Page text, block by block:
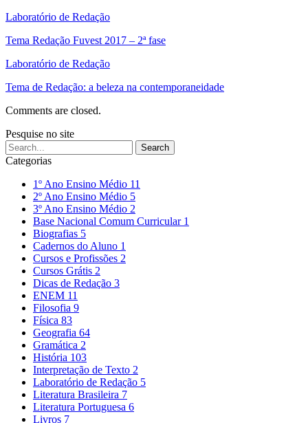
Laboratório de Redação
Tema Redação Fuvest 2017 – 2ª fase
Laboratório de Redação
Tema de Redação: a beleza na contemporaneidade
Comments are closed.
Pesquise no site
Categorias
1º Ano Ensino Médio 11
2º Ano Ensino Médio 5
3º Ano Ensino Médio 2
Base Nacional Comum Curricular 1
Biografias 5
Cadernos do Aluno 1
Cursos e Profissões 2
Cursos Grátis 2
Dicas de Redação 3
ENEM 11
Filosofia 9
Física 83
Geografia 64
Gramática 2
História 103
Interpretação de Texto 2
Laboratório de Redação 5
Literatura Brasileira 7
Literatura Portuguesa 6
Livros 7